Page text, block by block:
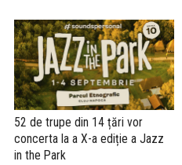
52 de trupe din 14 țări vor
concerta la a X-a ediție a Jazz
in the Park